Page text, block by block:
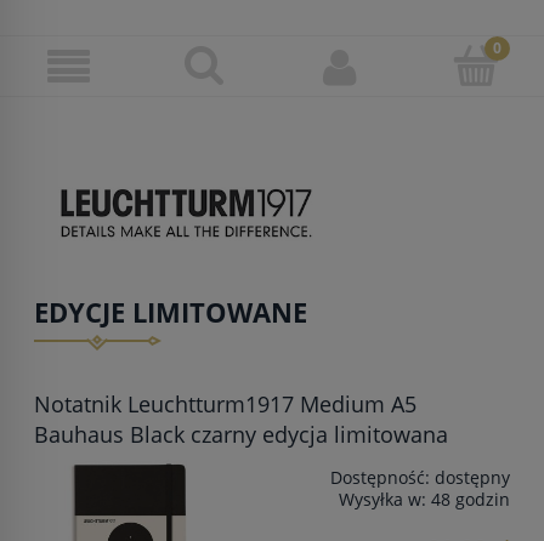
EDYCJE LIMITOWANE
Notatnik Leuchtturm1917 Medium A5
Bauhaus Black czarny edycja limitowana
Dostępność: dostępny
Wysyłka w: 48 godzin